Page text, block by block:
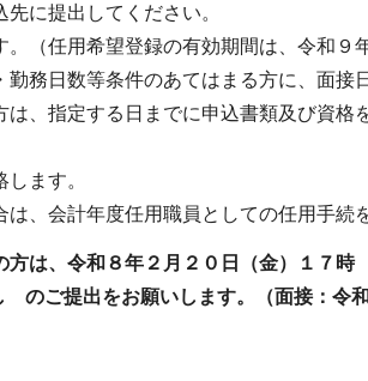
に提出してください。
（任用希望登録の有効期間は、令和９
務日数等条件のあてはまる方に、面接
指定する日までに申込書類及び資格
ます。
、会計年度任用職員としての任用手続
は、令和８年２月２０日（金）１７時
ご提出をお願いします。（面接：令和